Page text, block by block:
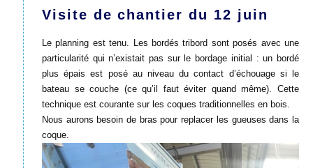
Visite de chantier du 12 juin
Le planning est tenu. Les bordés tribord sont posés avec une
particularité qui n’existait pas sur le bordage initial : un bordé
plus épais est posé au niveau du contact d’échouage si le
bateau se couche (ce qu’il faut éviter quand même). Cette
technique est courante sur les coques traditionnelles en bois.
Nous aurons besoin de bras pour replacer les gueuses dans la
coque.